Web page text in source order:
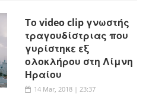
Το video clip γνωστής
τραγουδίστριας που
γυρίστηκε εξ
ολοκλήρου στη Λίμνη
Ηραίου
14 Mar, 2018 | 23:37